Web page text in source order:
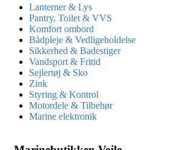
Lanterner & Lys
Pantry, Toilet & VVS
Komfort ombord
Bådpleje & Vedligeholdelse
Sikkerhed & Badestiger
Vandsport & Fritid
Sejlertøj & Sko
Zink
Styring & Kontrol
Motordele & Tilbehør
Marine elektronik